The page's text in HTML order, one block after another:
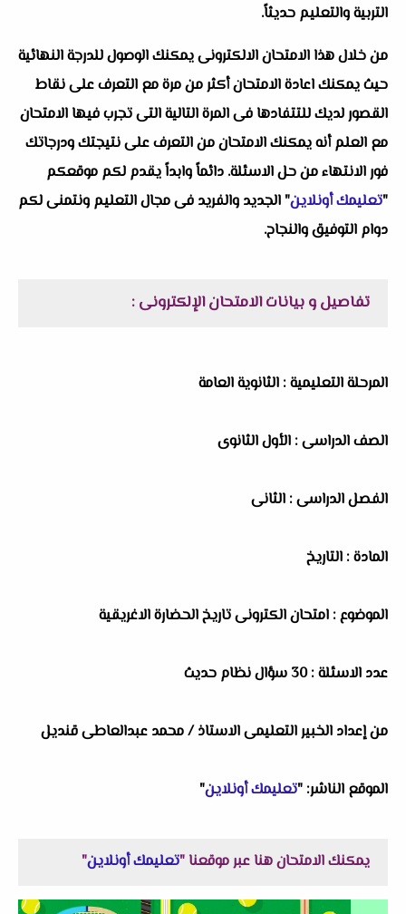
التربية والتعليم حديثاً.
من خلال هذا الامتحان الالكترونى يمكنك الوصول للدرجة النهائية
حيث يمكنك اعادة الامتحان أكثر من مرة مع التعرف على نقاط
القصور لديك للتتفادها فى المرة التالية التى تجرب فيها الامتحان
مع العلم أنه يمكنك الامتحان من التعرف على نتيجتك ودرجاتك
فور الانتهاء من حل الاسئلة. دائماً وابداً يقدم لكم موقعكم
"تعليمك أونلاين" الجديد والفريد فى مجال التعليم ونتمنى لكم
دوام التوفيق والنجاح.
تفاصيل و بيانات الامتحان الإلكترونى :
المرحلة التعليمية : الثانوية العامة
الصف الدراسى : الأول الثانوى
الفصل الدراسى : الثانى
المادة : التاريخ
الموضوع : امتحان الكترونى تاريخ الحضارة الاغريقية
عدد الاسئلة : 30 سؤال نظام حديث
من إعداد الخبير التعليمى الاستاذ / محمد عبدالعاطى قنديل
الموقع الناشر: "تعليمك أونلاين"
يمكنك الامتحان هنا عبر موقعنا "تعليمك أونلاين"